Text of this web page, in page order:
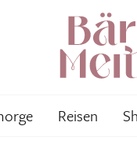
Reisen